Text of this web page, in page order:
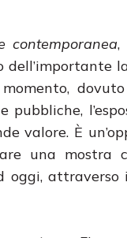
contemporanea,
dell’importante
valore. È
una mostra
oggi,